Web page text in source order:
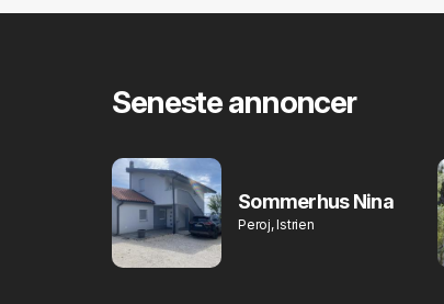
Seneste annoncer
Sommerhus Nina
Peroj, Istrien